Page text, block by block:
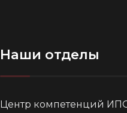
Наши отделы
Центр компетенций